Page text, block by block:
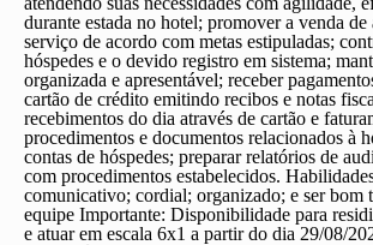
durante estada no hotel; promover a venda
serviço de acordo com metas estipuladas;
hóspedes e o devido registro em sistema;
organizada e apresentável; receber
cartão de crédito emitindo recibos e notas
recebimentos do dia através de cartão e
procedimentos e documentos relacionados à
contas de hóspedes; preparar relatórios de
com procedimentos estabelecidos.
comunicativo; cordial; organizado; e ser bom
equipe Importante: Disponibilidade para
e atuar em escala 6x1 a partir do dia 29/08/